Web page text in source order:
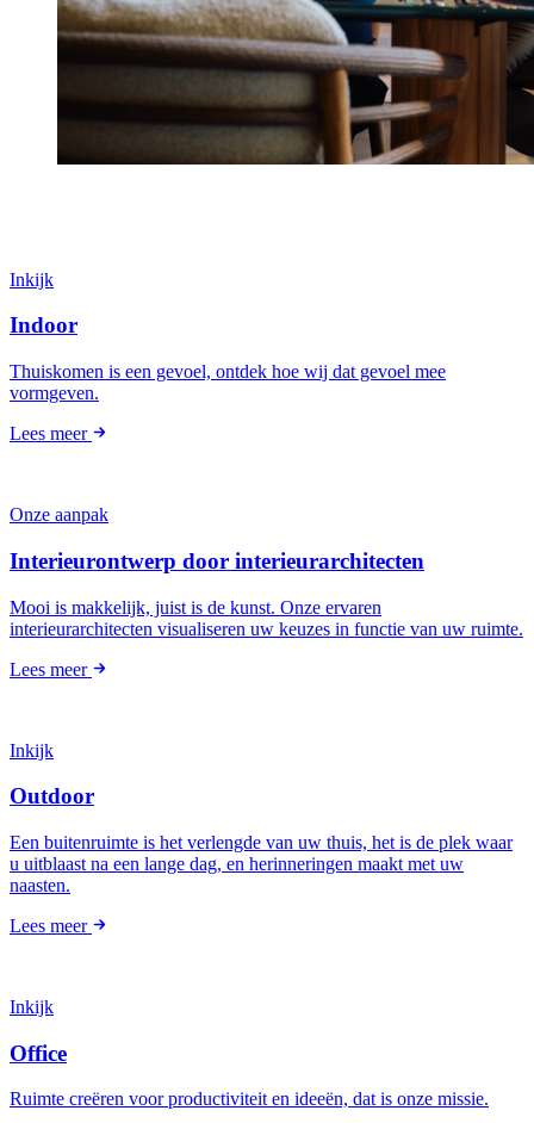
Inkijk
Indoor
Thuiskomen is een gevoel, ontdek hoe wij dat gevoel mee
vormgeven.
Lees meer
Onze aanpak
Interieurontwerp door interieurarchitecten
Mooi is makkelijk, juist is de kunst. Onze ervaren
interieurarchitecten visualiseren uw keuzes in functie van uw ruimte.
Lees meer
Inkijk
Outdoor
Een buitenruimte is het verlengde van uw thuis, het is de plek waar
u uitblaast na een lange dag, en herinneringen maakt met uw
naasten.
Lees meer
Inkijk
Office
Ruimte creëren voor productiviteit en ideeën, dat is onze missie.